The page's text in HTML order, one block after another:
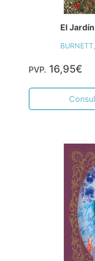
El
PVP. 16,95€